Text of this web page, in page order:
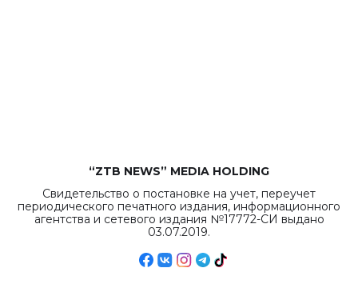
“ZTB NEWS” MEDIA HOLDING
Свидетельство о постановке на учет, переучет
периодического печатного издания, информационного
агентства и сетевого издания №17772-СИ выдано
03.07.2019.